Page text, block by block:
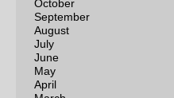
October
September
August
July
June
May
April